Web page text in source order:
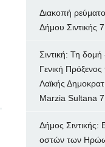
Διακοπή
Δήμου Σιντικής
Σιντική: Τη δομή
Γενική
Λαϊκής
Marzia Sultana
Δήμος
oστών των